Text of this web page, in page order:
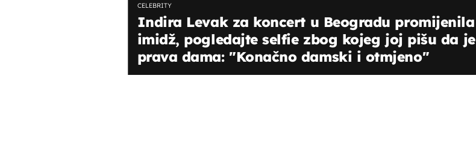
CELEBRITY
Indira Levak za koncert u Beogradu promijenila
imidž, pogledajte selfie zbog kojeg joj pišu da je
prava dama: "Konačno damski i otmjeno"